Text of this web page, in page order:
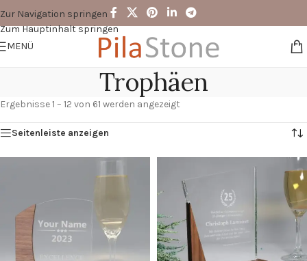
Zur Navigation springen
Zum Hauptinhalt springen
MENÜ
Trophäen
Ergebnisse 1 – 12 von 61 werden angezeigt
Seitenleiste anzeigen